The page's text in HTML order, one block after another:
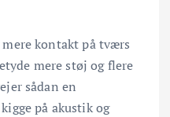
kontakt på tværs
mere støj og flere
sådan en
på akustik og